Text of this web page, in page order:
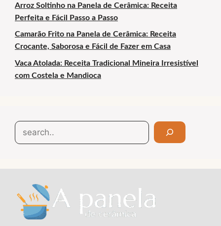
Arroz Soltinho na Panela de Cerâmica: Receita
Perfeita e Fácil Passo a Passo
Camarão Frito na Panela de Cerâmica: Receita
Crocante, Saborosa e Fácil de Fazer em Casa
Vaca Atolada: Receita Tradicional Mineira Irresistível
com Costela e Mandioca
Search